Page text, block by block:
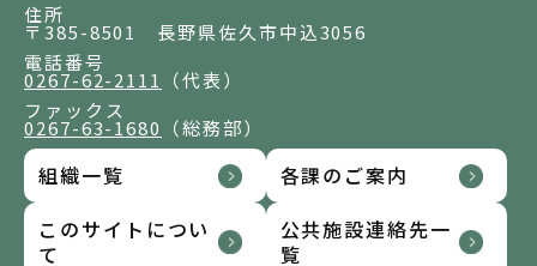
住所
〒385-8501 長野県佐久市中込3056
電話番号
0267-62-2111
（代表）
ファックス
0267-63-1680 （総務部）
組織一覧
各課のご案内
このサイトについ
て
公共施設連絡先一
覧